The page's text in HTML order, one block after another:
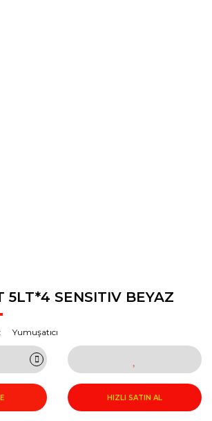
5LT*4 SENSITIV BEYAZ
Yumuşatıcı
HIZLI SATIN AL